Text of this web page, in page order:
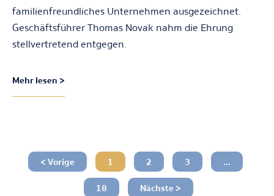
familienfreundliches Unternehmen ausgezeichnet.
Geschäftsführer Thomas Novak nahm die Ehrung
stellvertretend entgegen.
Mehr lesen >
< Vorige 1 2 3
…
18
Nächste >